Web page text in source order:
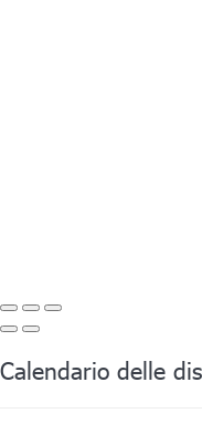
Calendario delle